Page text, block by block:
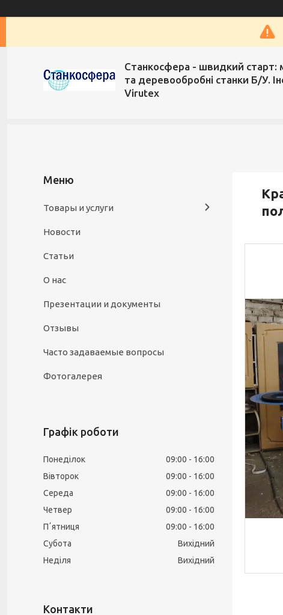
Станкосфера - швидкий старт:
та деревообробні станки Б/У.
Virutex
Товары и услуги
Новости
Статьи
О нас
Презентации и документы
Отзывы
Часто задаваемые вопросы
Фотогалерея
Графік роботи
Понеділок 09:00
16:00
Вівторок
09:00
16:00
Середа
09:00
16:00
Четвер
09:00
16:00
Пʼятниця
09:00
16:00
Субота
Вихідний
Неділя
Вихідний